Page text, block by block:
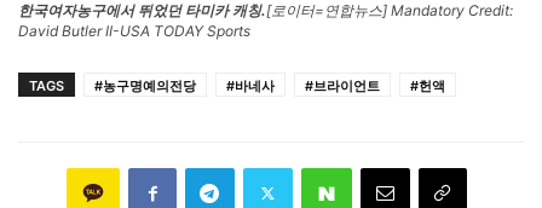
한국여자농구에서 뛰었던 타미카 캐칭.[로이터=연합뉴스] Mandatory Credit:
David Butler II-USA TODAY Sports
TAGS #농구명예의전당 #바네사 #브라이언트 #헌액